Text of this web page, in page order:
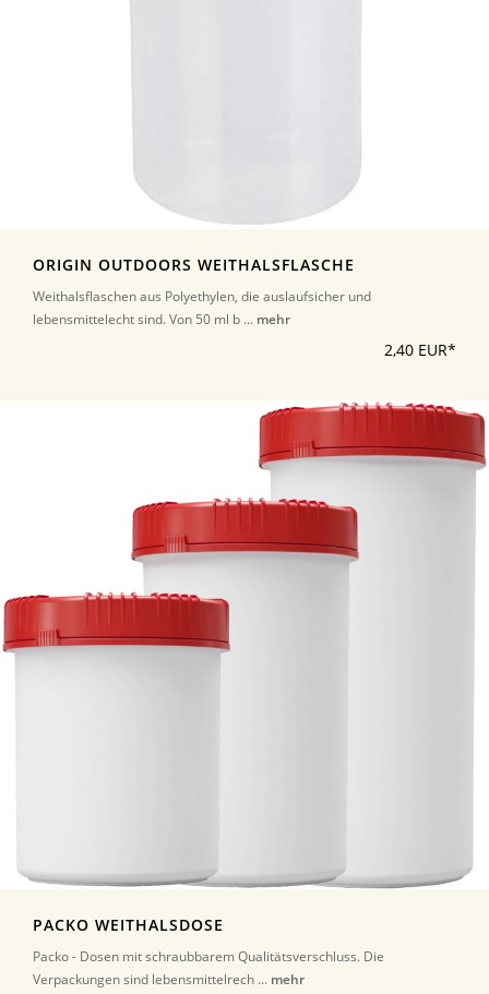
ORIGIN OUTDOORS WEITHALSFLASCHE
Weithalsflaschen aus Polyethylen, die auslaufsicher und
lebensmittelecht sind. Von 50 ml b ... mehr
2,40 EUR*
PACKO WEITHALSDOSE
Packo - Dosen mit schraubbarem Qualitätsverschluss. Die
Verpackungen sind lebensmittelrech ... mehr